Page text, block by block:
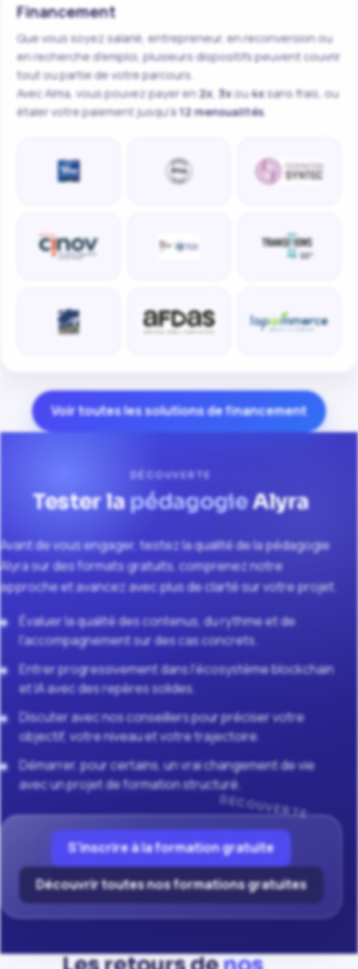
Financement
Que vous soyez salarié, entrepreneur, en reconversion ou
en recherche d'emploi, plusieurs dispositifs peuvent couvrir
tout ou partie de votre parcours.
Avec Alma, vous pouvez payer en2x, 3xou4xsans frais, ou
étaler votre paiement jusqu'à12 mensualités.
Voir toutes les solutions de financement
DÉCOUVERTE
Tester lapédagogieAlyra
Avant de vous engager, testez la qualité de la pédagogie
Alyra sur des formats gratuits, comprenez notre
approche et avancez avec plus de clarté sur votre projet.
Évaluer la qualité des contenus, du rythme et de
l'accompagnement sur des cas concrets.
Entrer progressivement dans l'écosystème blockchain
et IA avec des repères solides.
Discuter avec nos conseillers pour préciser votre
objectif, votre niveau et votre trajectoire.
Démarrer, pour certains, un vrai changement de vie
avec un projet de formation structuré.
S'inscrire à la formation gratuite
Découvrir toutes nos formations gratuites